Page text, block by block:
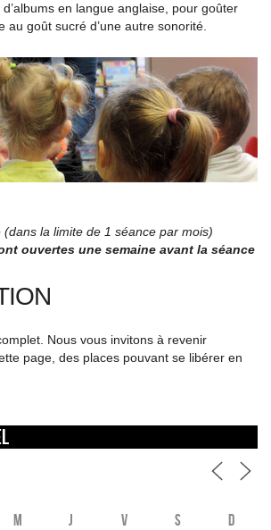
en langue anglaise, pour goûter
au goût sucré d’une autre sonorité.
la limite de 1 séance par mois)
ouvertes une semaine avant la séance
Nous vous invitons à revenir
page, des places pouvant se libérer en
M J V S D